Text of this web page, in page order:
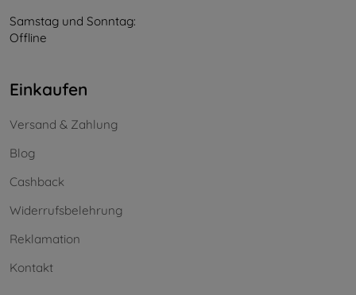
Samstag und Sonntag:
Offline
Einkaufen
Versand & Zahlung
Blog
Cashback
Widerrufsbelehrung
Reklamation
Kontakt